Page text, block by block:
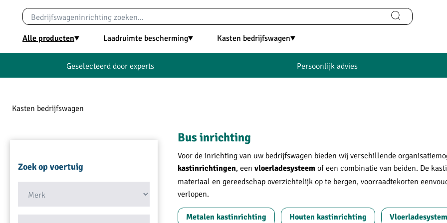
Ga naar de hoofdnavigatie
Geselecteerd door experts Persoonlijk advies
Alle producten Laadruimte bescherming Kasten bedrijfswagen
Kasten bedrijfswagen
Zoek op voertuig
Bus inrichting
Voor de inrichting van uw bedrijfswagen bieden wij verschillende
kastinrichtingen, een vloerladesysteem of een combinatie van beiden. De
materiaal en gereedschap overzichtelijk op te bergen, voorraadtekorten
verlopen.
Metalen kastinrichting Houten kastinrichting